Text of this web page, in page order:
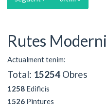
Rutes
Actualment tenim:
Total: 15254 Obres
1258 Edificis
1526 Pintures